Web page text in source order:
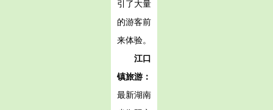
引了大量
的游客前
来体验。
江口
镇旅游：
最新湖南